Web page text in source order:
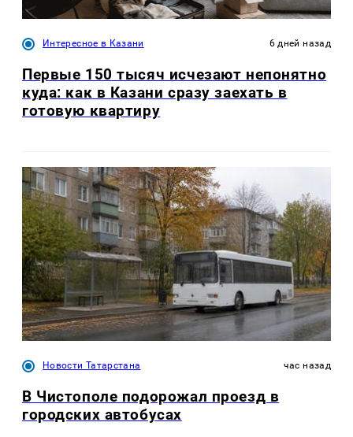
Интересное в Казани 6 дней назад
Первые 150 тысяч исчезают непонятно
куда: как в Казани сразу заехать в
готовую квартиру
Новости Татарстана час назад
В Чистополе подорожал проезд в
городских автобусах